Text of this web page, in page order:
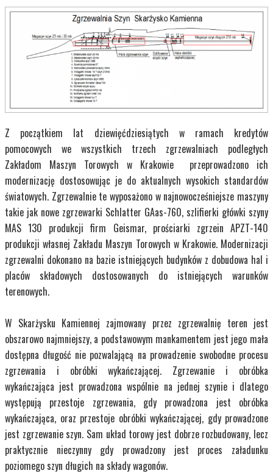
Z początkiem lat dziewięćdziesiątych w ramach kredytów
pomocowych we wszystkich trzech zgrzewalniach podległych
Zakładom Maszyn Torowych w Krakowie przeprowadzono ich
modernizację dostosowując je do aktualnych wysokich standardów
światowych. Zgrzewalnie te wyposażono w najnowocześniejsze maszyny
takie jak nowe zgrzewarki Schlatter GAas-760, szlifierki główki szyny
MAS 130 produkcji firm Geismar, prościarki zgrzein APZT-140
produkcji własnej Zakładu Maszyn Torowych w Krakowie. Modernizacji
zgrzewalni dokonano na bazie istniejących budynków z dobudowa hal i
placów składowych dostosowanych do istniejących warunków
terenowych.
W Skarżysku Kamiennej zajmowany przez zgrzewalnię teren jest
obszarowo najmniejszy, a podstawowym mankamentem jest jego mała
dostępna długość nie pozwalającą na prowadzenie swobodne procesu
zgrzewania i obróbki wykańczającej. Zgrzewanie i obróbka
wykańczająca jest prowadzona wspólnie na jednej szynie i dlatego
występują przestoje zgrzewania, gdy prowadzona jest obróbka
wykańczająca, oraz przestoje obróbki wykańczającej, gdy prowadzone
jest zgrzewanie szyn. Sam układ torowy jest dobrze rozbudowany, lecz
praktycznie nieczynny gdy prowadzony jest proces załadunku
poziomego szyn długich na składy wagonów.